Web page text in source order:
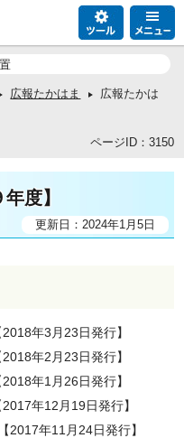
広報たかはま
広報たかは
ページID：3150
度】
更新日：2024年1月5日
2018年3月23日発行】
2018年2月23日発行】
2018年1月26日発行】
2017年12月19日発行】
【2017年11月24日発行】